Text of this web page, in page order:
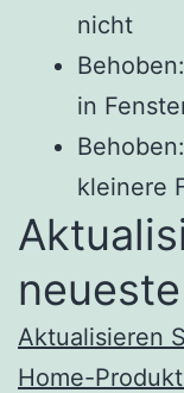
nicht
in
kleinere
Aktualisieren
Home-